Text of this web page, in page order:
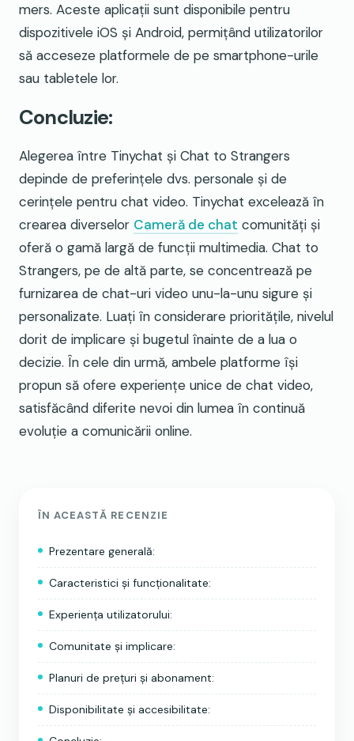
mers. Aceste aplicații sunt disponibile pentru
dispozitivele iOS și Android, permițând utilizatorilor
să acceseze platformele de pe smartphone-urile
sau tabletele lor.
Concluzie:
Alegerea între Tinychat și Chat to Strangers
depinde de preferințele dvs. personale și de
cerințele pentru chat video. Tinychat excelează în
crearea diverselor Cameră de chat comunități și
oferă o gamă largă de funcții multimedia. Chat to
Strangers, pe de altă parte, se concentrează pe
furnizarea de chat-uri video unu-la-unu sigure și
personalizate. Luați în considerare prioritățile, nivelul
dorit de implicare și bugetul înainte de a lua o
decizie. În cele din urmă, ambele platforme își
propun să ofere experiențe unice de chat video,
satisfăcând diferite nevoi din lumea în continuă
evoluție a comunicării online.
ÎN ACEASTĂ RECENZIE
Prezentare generală:
Caracteristici și funcționalitate:
Experiența utilizatorului:
Comunitate și implicare:
Planuri de prețuri și abonament:
Disponibilitate și accesibilitate: